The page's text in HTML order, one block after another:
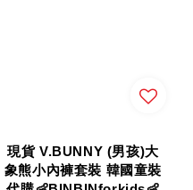
現貨 V.BUNNY (男孩)大
象熊小內褲套裝 韓國童裝